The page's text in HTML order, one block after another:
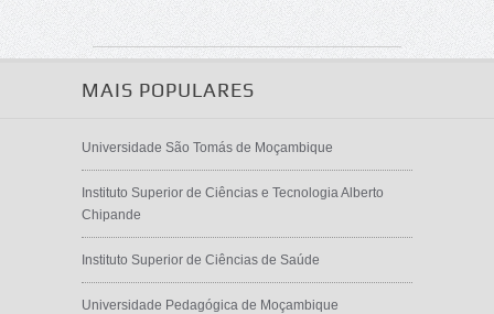
MAIS POPULARES
Universidade São Tomás de Moçambique
Instituto Superior de Ciências e Tecnologia Alberto
Chipande
Instituto Superior de Ciências de Saúde
Universidade Pedagógica de Moçambique